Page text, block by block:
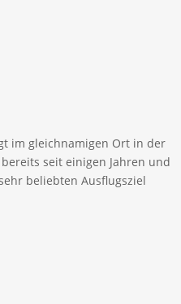
im gleichnamigen Ort in der
seit einigen Jahren und
beliebten Ausflugsziel